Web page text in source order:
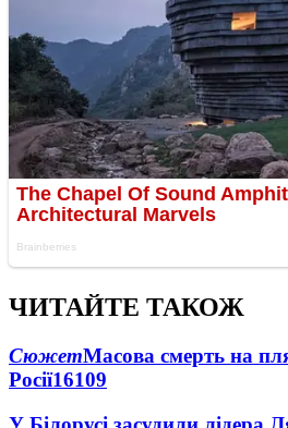
ЧИТАЙТЕ ТАКОЖ
СюжетМасова смерть на
Росії16109